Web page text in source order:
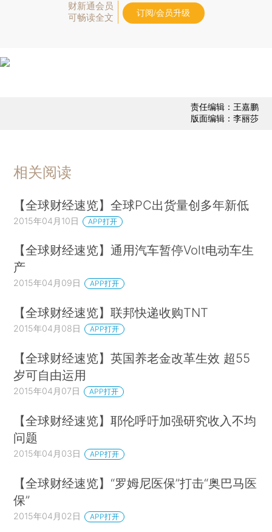
财新通会员
可畅读全文
订阅/会员升级
责任编辑：王嘉鹏
版面编辑：李丽莎
相关阅读
【全球财经速览】全球PC出货量创多年新低
2015年04月10日 APP打开
【全球财经速览】通用汽车暂停Volt电动车生
产
2015年04月09日 APP打开
【全球财经速览】联邦快递收购TNT
2015年04月08日 APP打开
【全球财经速览】英国养老金改革生效 超55
岁可自由运用
2015年04月07日 APP打开
【全球财经速览】耶伦呼吁加强研究收入不均
问题
2015年04月03日 APP打开
【全球财经速览】“罗姆尼医保”打击“奥巴马医
保”
2015年04月02日 APP打开